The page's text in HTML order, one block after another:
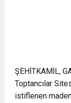
ŞEHİTKAMİL,
Toptancılar
istiflenen